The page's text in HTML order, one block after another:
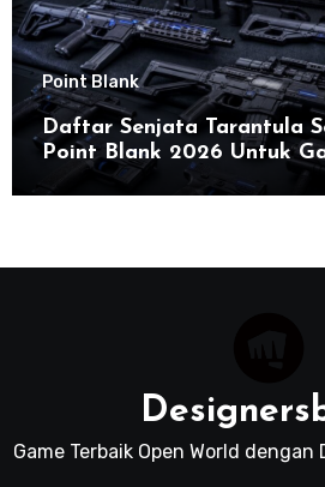
Point Blank
Daftar Senjata Tarantula
Point Blank 2026 Untuk
Game Terbaik Open World dengan